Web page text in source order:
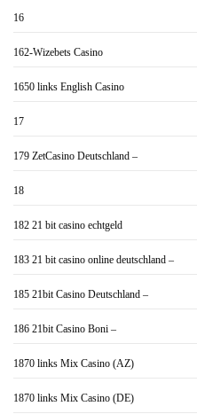
16
162-Wizebets Casino
1650 links English Casino
17
179 ZetCasino Deutschland –
18
182 21 bit casino echtgeld
183 21 bit casino online deutschland –
185 21bit Casino Deutschland –
186 21bit Casino Boni –
1870 links Mix Casino (AZ)
1870 links Mix Casino (DE)